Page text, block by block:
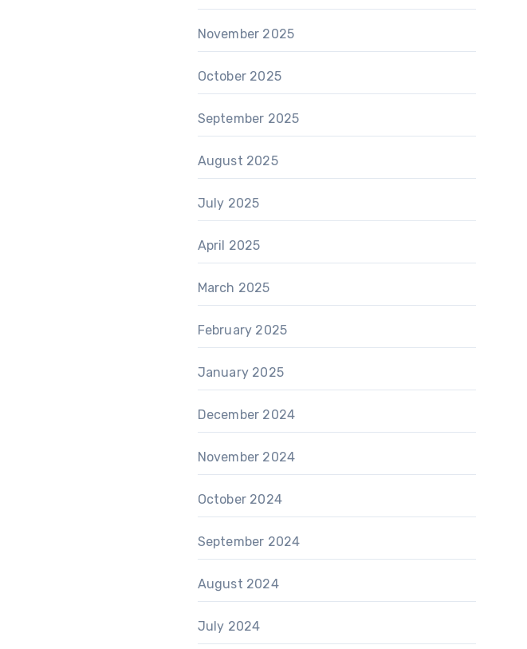
November 2025
October 2025
September 2025
August 2025
July 2025
April 2025
March 2025
February 2025
January 2025
December 2024
November 2024
October 2024
September 2024
August 2024
July 2024